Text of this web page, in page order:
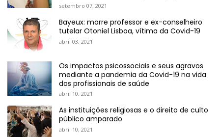
setembro 07, 2021
Bayeux: morre professor e ex-conselheiro
tutelar Otoniel Lisboa, vítima da Covid-19
abril 03, 2021
Os impactos psicossociais e seus agravos
mediante a pandemia da Covid-19 na vida
dos profissionais de saúde
abril 10, 2021
As instituições religiosas e o direito de culto
público amparado
abril 10, 2021